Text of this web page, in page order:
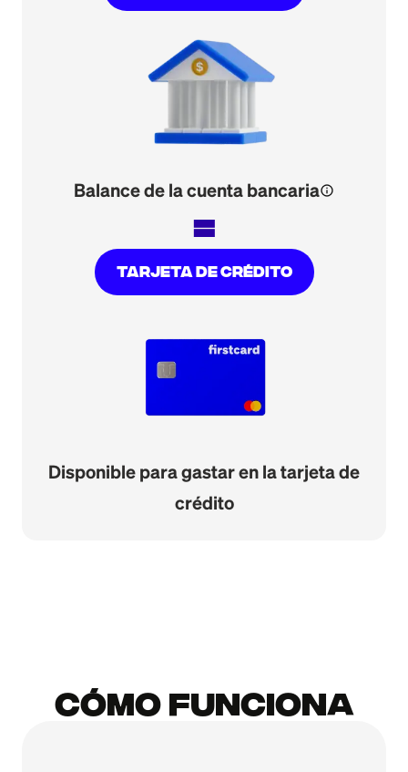
Balance de la cuenta bancariainfo
=
tarjeta de crédito
Disponible para gastar en la tarjeta de
crédito
CÓMO FUNCIONA